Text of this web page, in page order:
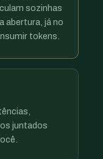
sozinhas
abertura, já no
tokens.
juntados